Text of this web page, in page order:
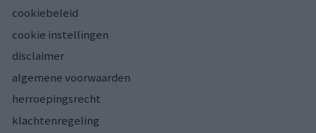
cookiebeleid
cookie instellingen
disclaimer
algemene voorwaarden
herroepingsrecht
klachtenregeling